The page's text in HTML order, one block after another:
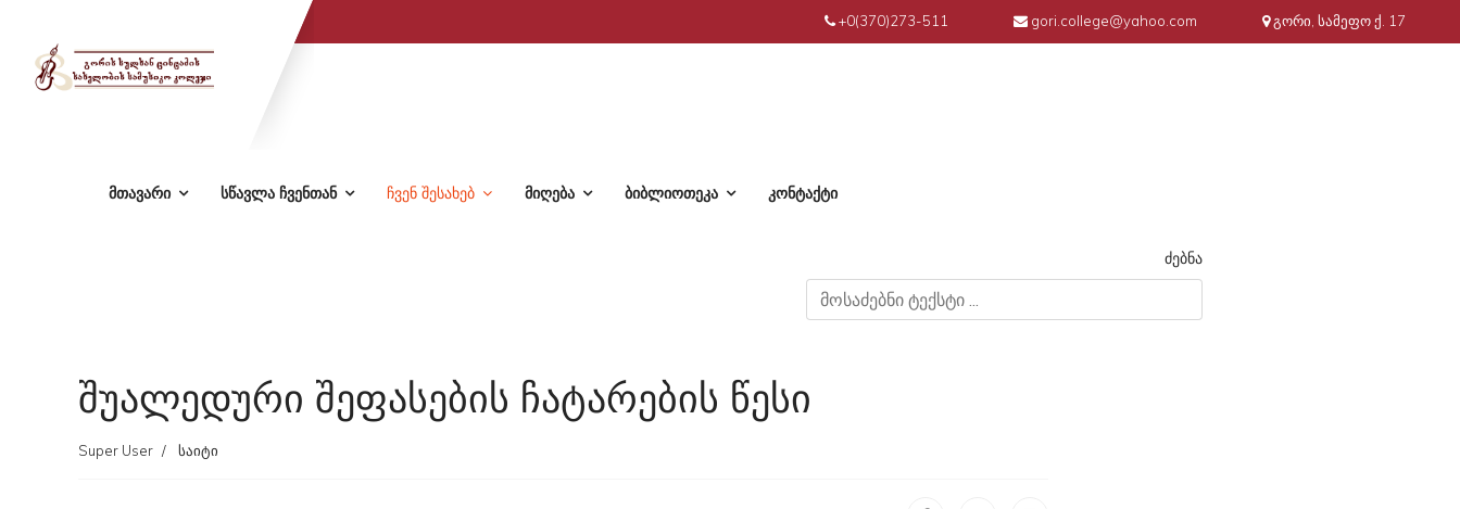
+0(370)273-511 gori.college@yahoo.com გორი, სამეფო ქ. 17
მთავარი სწავლა ჩვენთან ჩვენ შესახებ მიღება ბიბლიოთეკა კონტაქტი
ძებნა
შუალედური შეფასების ჩატარების წესი
Super User საიტი